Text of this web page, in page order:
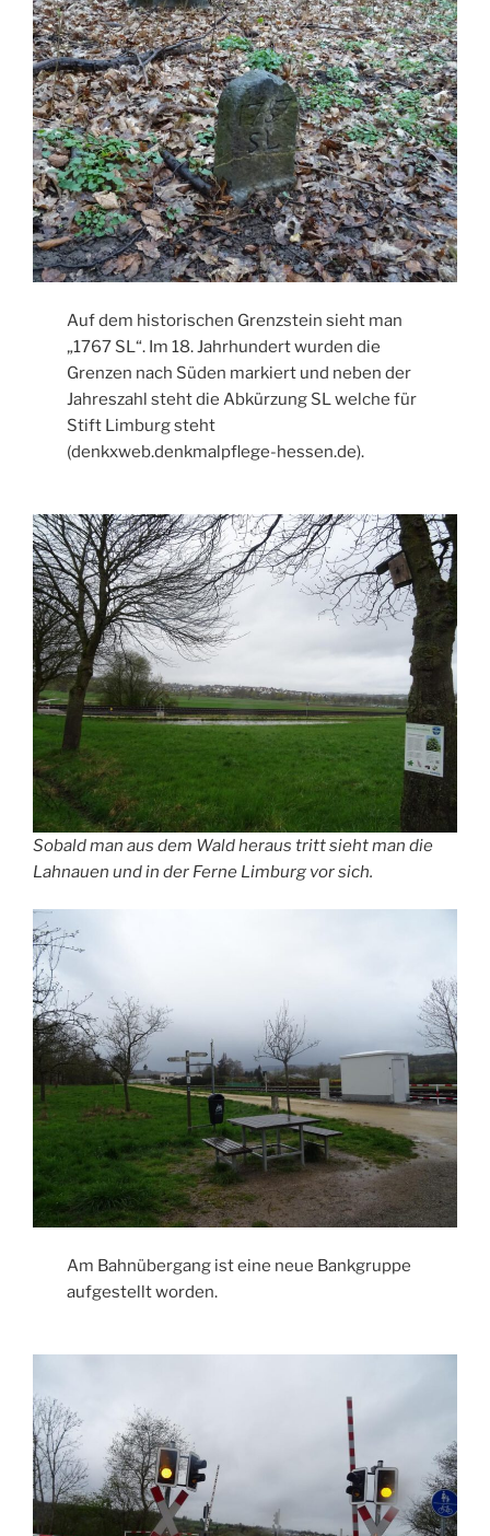
Auf dem historischen Grenzstein sieht man
„1767 SL“. Im 18. Jahrhundert wurden die
Grenzen nach Süden markiert und neben der
Jahreszahl steht die Abkürzung SL welche für
Stift Limburg steht
(denkxweb.denkmalpflege-hessen.de).
Sobald man aus dem Wald heraus tritt sieht man die
Lahnauen und in der Ferne Limburg vor sich.
Am Bahnübergang ist eine neue Bankgruppe
aufgestellt worden.